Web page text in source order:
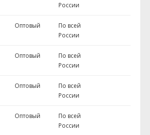
России
Оптовый
По всей
России
Оптовый
По всей
России
Оптовый
По всей
России
Оптовый
По всей
России